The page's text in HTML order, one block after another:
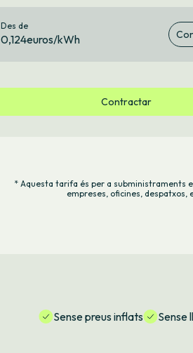
Des de
0,124euros/kWh
Contractar
* Aquesta tarifa és per a subministraments
empreses, oficines, despatxos,
Sense preus inflats Sense